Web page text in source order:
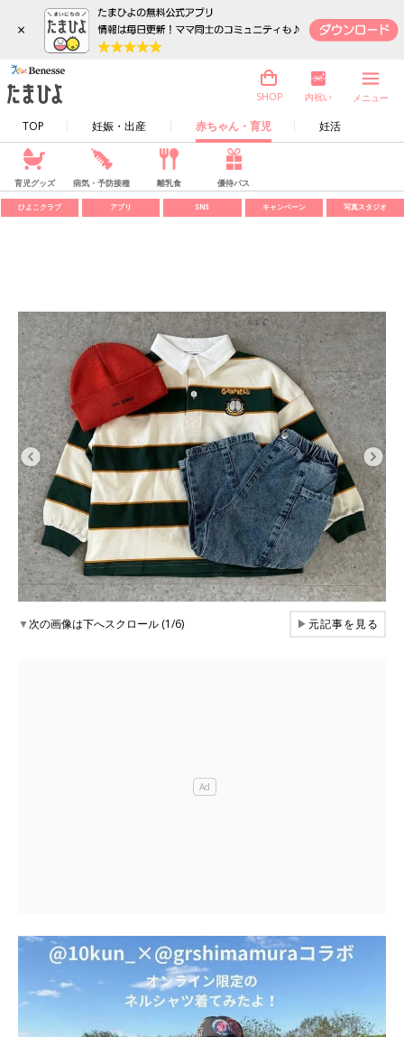
×
TOP 妊娠・出産 赤ちゃん・育児 妊活
SHOP 内祝い メニュー
育児グッズ 病気・予防接種 離乳食 優待パス
ひよこクラブ アプリ SNS キャンペーン 写真スタジオ
▼次の画像は下へスクロール (1/6) ▶元記事を見る